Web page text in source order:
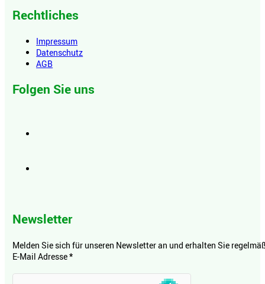
Rechtliches
Impressum
Datenschutz
AGB
Folgen Sie uns
Newsletter
Melden Sie sich für unseren Newsletter an und erhalten Sie
E-Mail Adresse*